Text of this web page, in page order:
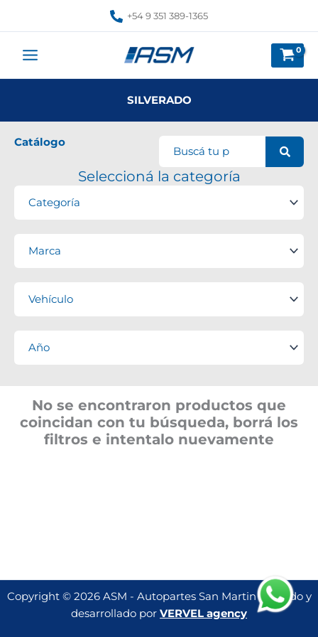
+54 9 351 389-1365
SILVERADO
Catálogo
Seleccioná la categoría
No se encontraron productos que
coincidan con tu búsqueda, borrá los
filtros e intentalo nuevamente
Copyright © 2026 ASM - Autopartes San Martin | Creado y
desarrollado por VERVEL agency